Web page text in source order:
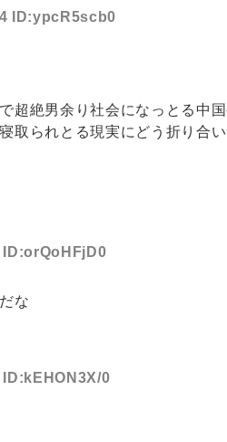
ID:ypcR5scb0
超絶男余り社会になっとる中
取られとる現実にどう折り合
ID:orQoHFjD0
な
0